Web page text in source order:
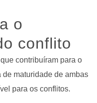
o
conflito
contribuíram para o
maturidade de ambas
para os conflitos.